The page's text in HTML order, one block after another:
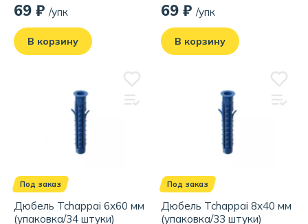
69 ₽ /упк
В корзину
69 ₽ /упк
В корзину
Под заказ
Дюбель Tchappai 6х60 мм
(упаковка/34 штуки)
Под заказ
Дюбель Tchappai 8х40 мм
(упаковка/33 штуки)